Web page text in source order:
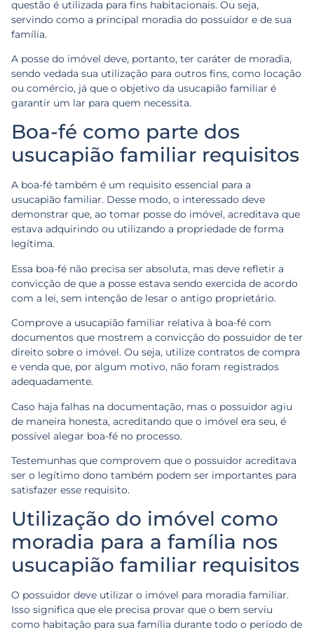
questão é utilizada para fins habitacionais. Ou seja,
servindo como a principal moradia do possuidor e de sua
família.
A posse do imóvel deve, portanto, ter caráter de moradia,
sendo vedada sua utilização para outros fins, como locação
ou comércio, já que o objetivo da usucapião familiar é
garantir um lar para quem necessita.
Boa-fé como parte dos
usucapião familiar requisitos
A boa-fé também é um requisito essencial para a
usucapião familiar. Desse modo, o interessado deve
demonstrar que, ao tomar posse do imóvel, acreditava que
estava adquirindo ou utilizando a propriedade de forma
legítima.
Essa boa-fé não precisa ser absoluta, mas deve refletir a
convicção de que a posse estava sendo exercida de acordo
com a lei, sem intenção de lesar o antigo proprietário.
Comprove a usucapião familiar relativa à boa-fé com
documentos que mostrem a convicção do possuidor de ter
direito sobre o imóvel. Ou seja, utilize contratos de compra
e venda que, por algum motivo, não foram registrados
adequadamente.
Caso haja falhas na documentação, mas o possuidor agiu
de maneira honesta, acreditando que o imóvel era seu, é
possível alegar boa-fé no processo.
Testemunhas que comprovem que o possuidor acreditava
ser o legítimo dono também podem ser importantes para
satisfazer esse requisito.
Utilização do imóvel como
moradia para a família nos
usucapião familiar requisitos
O possuidor deve utilizar o imóvel para moradia familiar.
Isso significa que ele precisa provar que o bem serviu
como habitação para sua família durante todo o período de